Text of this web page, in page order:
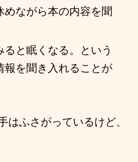
めながら本の内容を聞
と眠くなる。という
報を聞き入れることが
はふさがっているけど、